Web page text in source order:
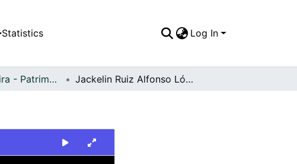
Statistics Log In
FFDO - Palmira - Patrimonial Jackelin Ruiz Alfonso López